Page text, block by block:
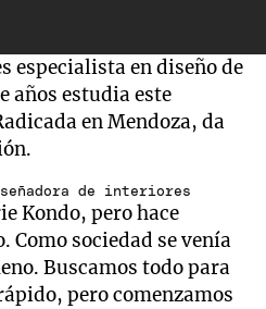
especialista en diseño de
años estudia este
en Mendoza, da
de interiores
Kondo, pero hace
Como sociedad se venía
Buscamos todo para
pero comenzamos